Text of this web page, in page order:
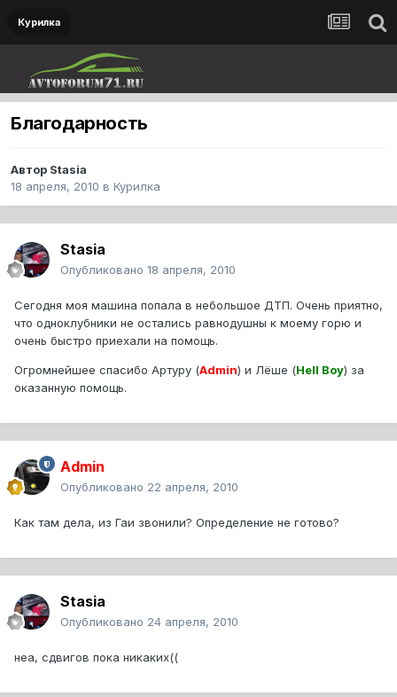
Курилка
Благодарность
Автор Stasia
18 апреля, 2010 в Курилка
Stasia
Опубликовано 18 апреля, 2010
Сегодня моя машина попала в небольшое ДТП. Очень приятно,
что одноклубники не остались равнодушны к моему горю и
очень быстро приехали на помощь.
Огромнейшее спасибо Артуру (Admin) и Лёше (Hell Boy) за
оказанную помощь.
Admin
Опубликовано 22 апреля, 2010
Как там дела, из Гаи звонили? Определение не готово?
Stasia
Опубликовано 24 апреля, 2010
неа, сдвигов пока никаких((